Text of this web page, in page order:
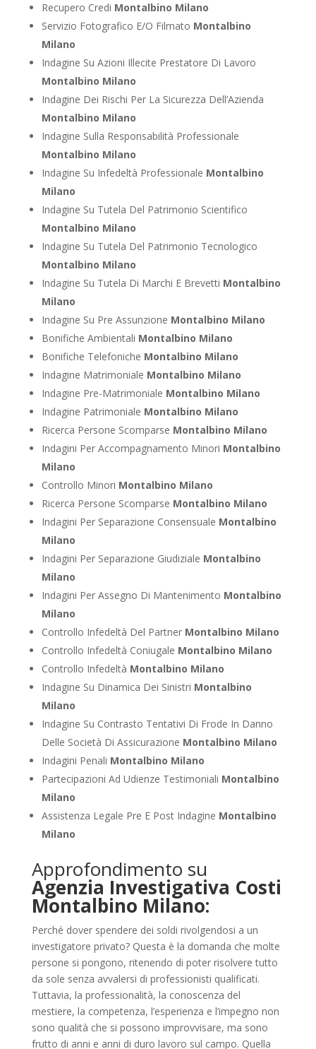
Recupero Credi Montalbino Milano
Servizio Fotografico E/O Filmato Montalbino
Milano
Indagine Su Azioni Illecite Prestatore Di Lavoro
Montalbino Milano
Indagine Dei Rischi Per La Sicurezza Dell’Azienda
Montalbino Milano
Indagine Sulla Responsabilità Professionale
Montalbino Milano
Indagine Su Infedeltà Professionale Montalbino
Milano
Indagine Su Tutela Del Patrimonio Scientifico
Montalbino Milano
Indagine Su Tutela Del Patrimonio Tecnologico
Montalbino Milano
Indagine Su Tutela Di Marchi E Brevetti Montalbino
Milano
Indagine Su Pre Assunzione Montalbino Milano
Bonifiche Ambientali Montalbino Milano
Bonifiche Telefoniche Montalbino Milano
Indagine Matrimoniale Montalbino Milano
Indagine Pre-Matrimoniale Montalbino Milano
Indagine Patrimoniale Montalbino Milano
Ricerca Persone Scomparse Montalbino Milano
Indagini Per Accompagnamento Minori Montalbino
Milano
Controllo Minori Montalbino Milano
Ricerca Persone Scomparse Montalbino Milano
Indagini Per Separazione Consensuale Montalbino
Milano
Indagini Per Separazione Giudiziale Montalbino
Milano
Indagini Per Assegno Di Mantenimento Montalbino
Milano
Controllo Infedeltà Del Partner Montalbino Milano
Controllo Infedeltà Coniugale Montalbino Milano
Controllo Infedeltà Montalbino Milano
Indagine Su Dinamica Dei Sinistri Montalbino
Milano
Indagine Su Contrasto Tentativi Di Frode In Danno
Delle Società Di Assicurazione Montalbino Milano
Indagini Penali Montalbino Milano
Partecipazioni Ad Udienze Testimoniali Montalbino
Milano
Assistenza Legale Pre E Post Indagine Montalbino
Milano
Approfondimento su
Agenzia Investigativa Costi
Montalbino Milano:
Perché dover spendere dei soldi rivolgendosi a un
investigatore privato? Questa è la domanda che molte
persone si pongono, ritenendo di poter risolvere tutto
da sole senza avvalersi di professionisti qualificati.
Tuttavia, la professionalità, la conoscenza del
mestiere, la competenza, l’esperienza e l’impegno non
sono qualità che si possono improvvisare, ma sono
frutto di anni e anni di duro lavoro sul campo. Quella